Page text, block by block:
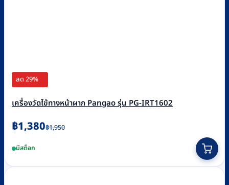
ลด 29%
เครื่องวัดไข้ทางหน้าผาก Pangao รุ่น PG-IRT1602
฿1,950
Original
was:
฿1,950.
฿1,380
Current
is:
฿1,380.
มีสต็อก